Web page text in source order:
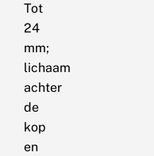
Tot
24
mm;
lichaam
achter
de
kop
en